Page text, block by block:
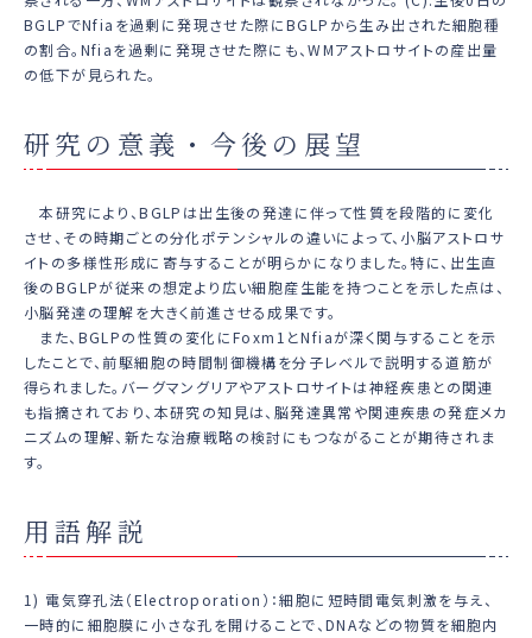
BGLPでNfiaを過剰に発現させた際にBGLPから生み出された細胞種
の割合。Nfiaを過剰に発現させた際にも、WMアストロサイトの産出量
の低下が見られた。
研究の意義・今後の展望
本研究により、BGLPは出生後の発達に伴って性質を段階的に変化
させ、その時期ごとの分化ポテンシャルの違いによって、小脳アストロサ
イトの多様性形成に寄与することが明らかになりました。特に、出生直
後のBGLPが従来の想定より広い細胞産生能を持つことを示した点は、
小脳発達の理解を大きく前進させる成果です。
また、BGLPの性質の変化にFoxm1 とNfiaが深く関与することを示
したことで、前駆細胞の時間制御機構を分子レベルで説明する道筋が
得られました。バーグマングリアやアストロサイトは神経疾患との関連
も指摘されており、本研究の知見は、脳発達異常や関連疾患の発症メカ
ニズムの理解、新たな治療戦略の検討にもつながることが期待されま
す。
用語解説
1) 電気穿孔法（Electroporation）：細胞に短時間電気刺激を与え、
一時的に細胞膜に小さな孔を開けることで、DNAなどの物質を細胞内